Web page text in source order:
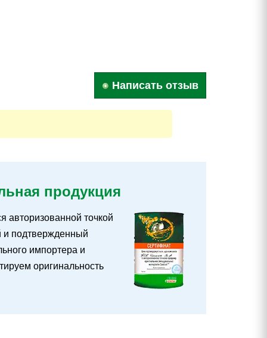
Написать отзыв
продукция
авторизованной точкой
и подтвержденный
импортера и
оригинальность